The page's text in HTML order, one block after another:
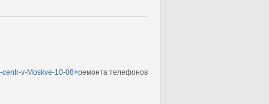
v-Moskve-10-08>ремонта телефонов